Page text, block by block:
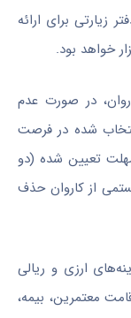
زیارتی برای ارائه
خواهد بود.
در صورت عدم
شده در فرصت
تعیین شده (دو
از کاروان حذف
ارزی و ریالی
معتمرین، بیمه،